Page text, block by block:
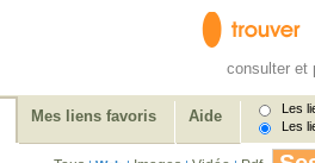
consulter et
Mes liens favoris Aide
Les
Les